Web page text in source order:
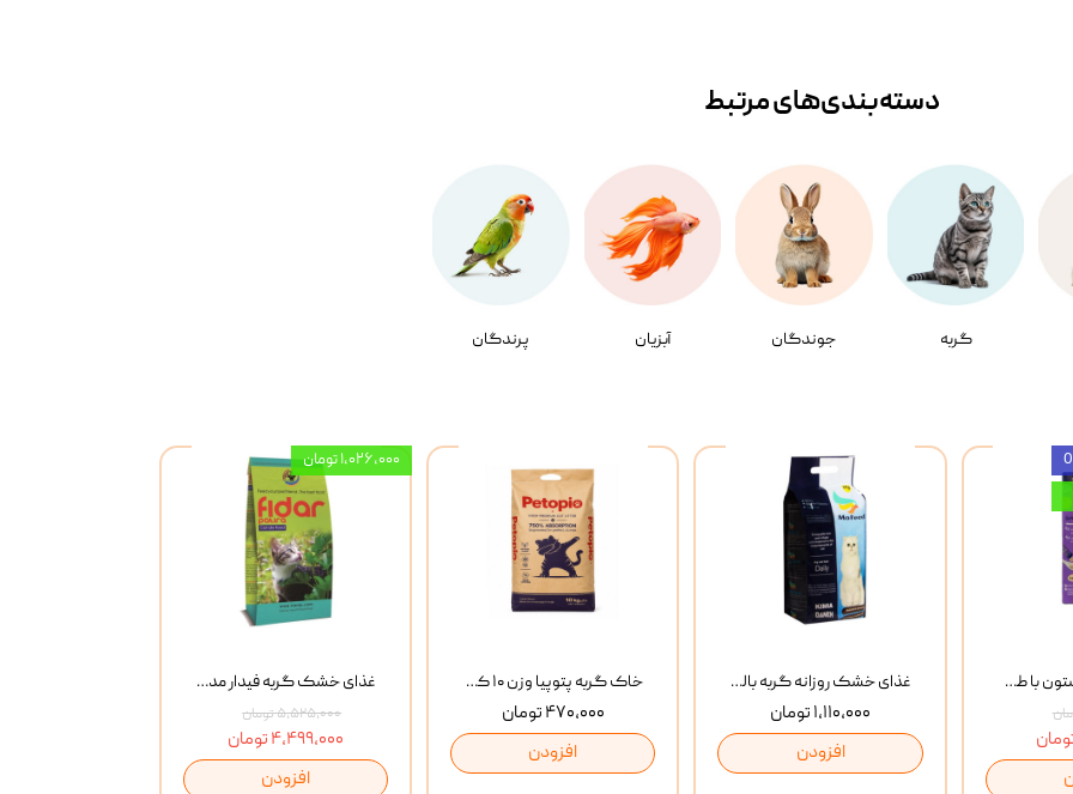
گربه جوندگان آبزیان پرندگان
دسته‌بندی‌‌های مرتبط
غذای خشک گربه فیدار مدل Adult وزن 10 کیلوگرم
۵,۵۲۵,۰۰۰ تومان
۴,۴۹۹,۰۰۰ تومان
افزودن
۱,۰۲۶,۰۰۰ تومان
خاک گربه پتوپیا وزن ۱۰ کیلوگرم
۴۷۰,۰۰۰ تومان
افزودن
غذای خشک روزانه گربه بالغ مفید MoFeed Adult Daily Cat Food وزن 2 کیلوگرم
۱,۱۱۰,۰۰۰ تومان
افزودن
بستنی گربه وینستون با طعم مرغ و ماهی Winstone Chicken & Fish بسته 8 عددی